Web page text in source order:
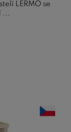
LERMO se
...